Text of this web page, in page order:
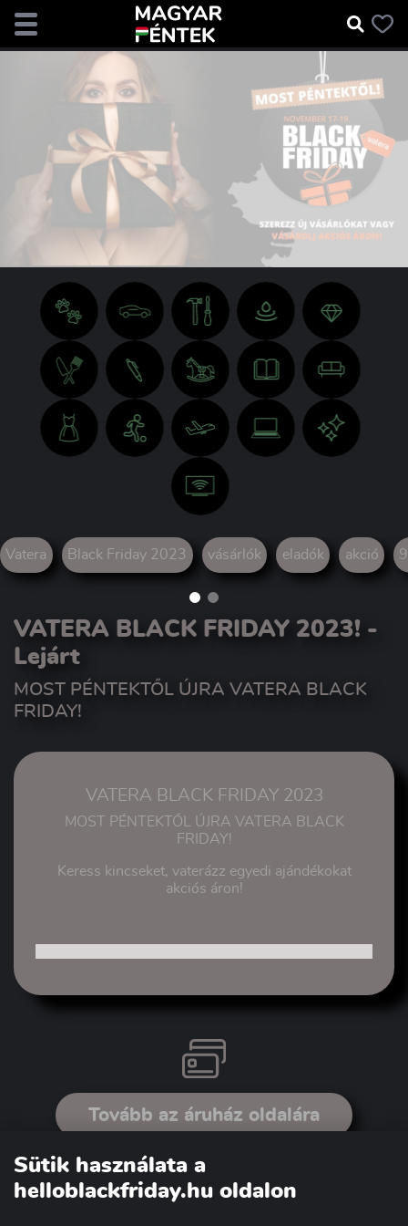
Vatera Black Friday 2023 vásárlók eladók akció
VATERA BLACK FRIDAY 2023! -
Lejárt
MOST PÉNTEKTŐL ÚJRA VATERA BLACK
FRIDAY!
VATERA BLACK FRIDAY 2023
MOST PÉNTEKTŐL ÚJRA VATERA BLACK
FRIDAY!
Keress kincseket, vaterázz egyedi ajándékokat
akciós áron!
Tovább az áruház oldalára
Sütik használata a
helloblackfriday.hu oldalon